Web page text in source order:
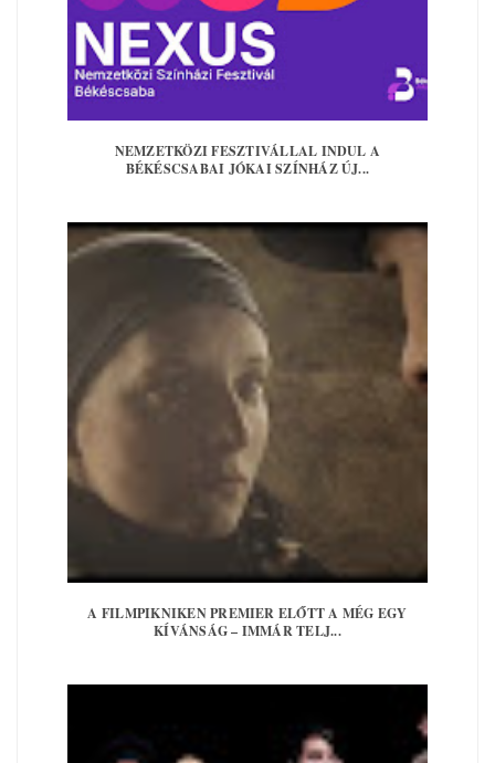
NEMZETKÖZI FESZTIVÁLLAL INDUL A
BÉKÉSCSABAI JÓKAI SZÍNHÁZ ÚJ...
A FILMPIKNIKEN PREMIER ELŐTT A MÉG EGY
KÍVÁNSÁG – IMMÁR TELJ...